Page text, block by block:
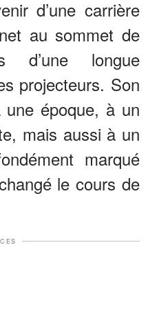
d’une carrière
au sommet de
d’une longue
projecteurs. Son
époque, à un
mais aussi à un
marqué
le cours de